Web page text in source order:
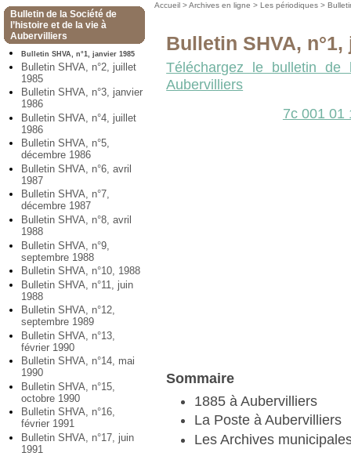
Bulletin de la Société de
l’histoire et de la vie à
Aubervilliers
Bulletin SHVA, n°1, janvier 1985
Bulletin SHVA, n°2, juillet
1985
Bulletin SHVA, n°3, janvier
1986
Bulletin SHVA, n°4, juillet
1986
Bulletin SHVA, n°5,
décembre 1986
Bulletin SHVA, n°6, avril
1987
Bulletin SHVA, n°7,
décembre 1987
Bulletin SHVA, n°8, avril
1988
Bulletin SHVA, n°9,
septembre 1988
Bulletin SHVA, n°10, 1988
Bulletin SHVA, n°11, juin
1988
Bulletin SHVA, n°12,
septembre 1989
Bulletin SHVA, n°13,
février 1990
Bulletin SHVA, n°14, mai
1990
Bulletin SHVA, n°15,
octobre 1990
Bulletin SHVA, n°16,
février 1991
Bulletin SHVA, n°17, juin
1991
Accueil >Archives en ligne >Les périodiques >
Bulletin SHVA,
Téléchargez le bulletin
Aubervilliers
7c 001 01
Sommaire
1885 à Aubervilliers
La Poste à Aubervilliers
Les Archives